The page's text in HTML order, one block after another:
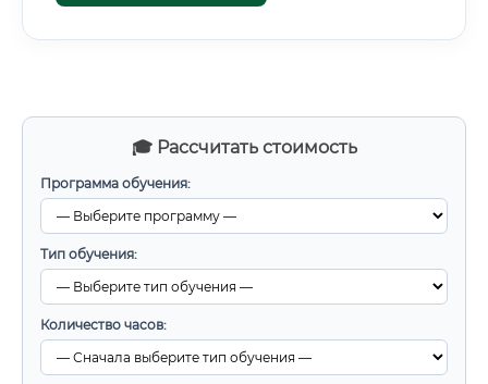
🎓 Рассчитать стоимость
Программа обучения:
Тип обучения:
Количество часов: